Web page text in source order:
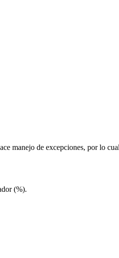
manejo de excepciones, por lo
(%).